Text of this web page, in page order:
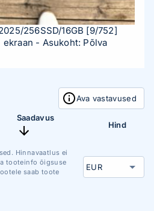
256SSD/16GB [9/752]
ekraan - Asukoht: Põlva
Ava vastavused
Saadavus
Hind
Hinnavaatlus ei
tooteinfo õigsuse
saab toote